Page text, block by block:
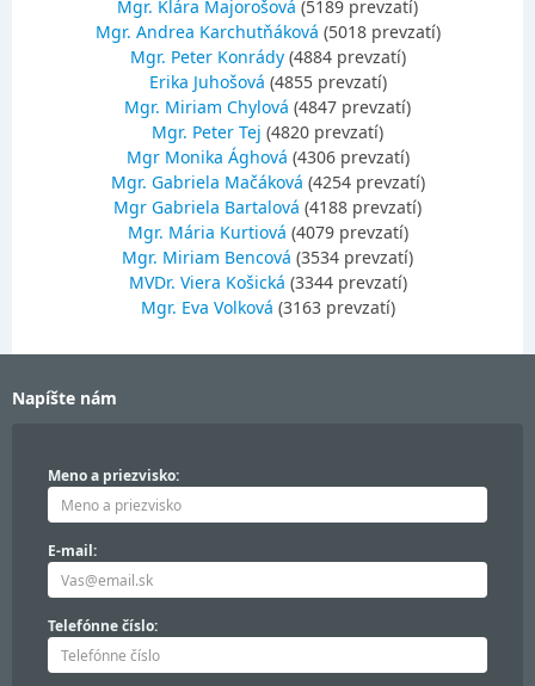
Mgr. Klára Majorošová (5189 prevzatí)
Mgr. Andrea Karchutňáková (5018 prevzatí)
Mgr. Peter Konrády(4884 prevzatí)
Erika Juhošová (4855 prevzatí)
Mgr. Miriam Chylová (4847 prevzatí)
Mgr. Peter Tej (4820 prevzatí)
Mgr Monika Ághová (4306 prevzatí)
Mgr. Gabriela Mačáková (4254 prevzatí)
Mgr Gabriela Bartalová (4188 prevzatí)
Mgr. Mária Kurtiová (4079 prevzatí)
Mgr. Miriam Bencová (3534 prevzatí)
MVDr. Viera Košická (3344 prevzatí)
Mgr. Eva Volková (3163 prevzatí)
Napíšte nám
Meno a priezvisko:
E-mail:
Telefónne číslo: